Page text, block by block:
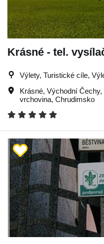
Krásné - tel.
Výlety, Turistické cíle,
Krásné, Východní Čechy,
vrchovina, Chrudimsko